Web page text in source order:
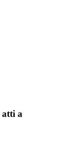
atti a